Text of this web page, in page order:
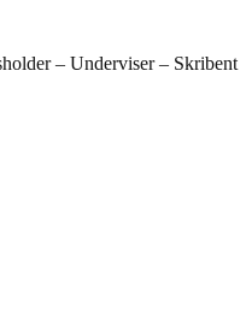
– Underviser – Skribent